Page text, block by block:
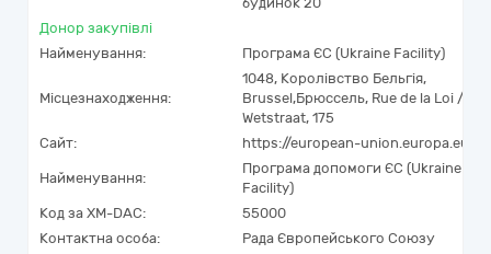
Донор закупівлі
Найменування:
Програма ЄС (Ukraine Facility)
Місцезнаходження:
1048, Королівство Бельгія,
Brussel,Брюссель, Rue de la Loi /
Wetstraat, 175
Сайт:
https://european-union.europa.eu
Найменування:
Програма допомоги ЄС (Ukraine
Facility)
Код за XM-DAC:
55000
Контактна особа:
Рада Європейського Союзу